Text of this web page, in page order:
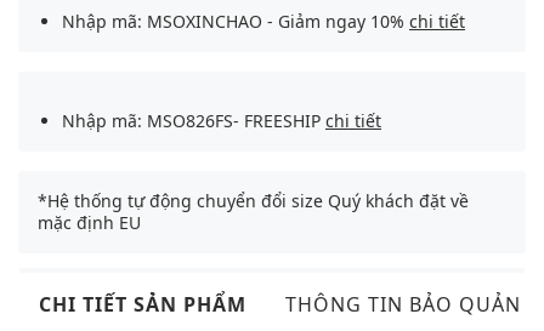
Nhập mã: MSOXINCHAO - Giảm ngay 10% chi tiết
Nhập mã: MSO826FS- FREESHIP chi tiết
*Hệ thống tự động chuyển đổi size Quý khách đặt về
mặc định EU
CHI TIẾT SẢN PHẨM THÔNG TIN BẢO QUẢN